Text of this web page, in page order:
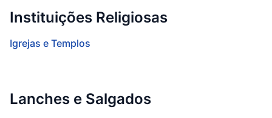
Instituições Religiosas
Igrejas e Templos
Lanches e Salgados